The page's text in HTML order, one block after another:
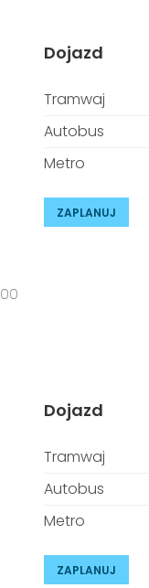
Dojazd
Tramwaj
Autobus
Metro
ZAPLANUJ
Dojazd
Tramwaj
Autobus
Metro
ZAPLANUJ